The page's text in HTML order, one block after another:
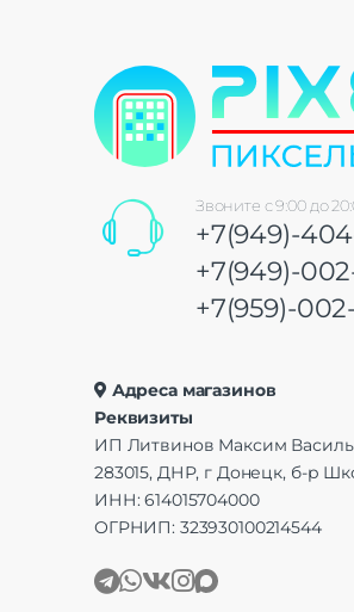
Звоните с 9:00 до
+7(949)-
+7(949)-
+7(959)-
Адреса магазинов
Реквизиты
ИП Литвинов Максим
283015, ДНР, г Донецк, б-р
ИНН: 614015704000
ОГРНИП: 323930100214544